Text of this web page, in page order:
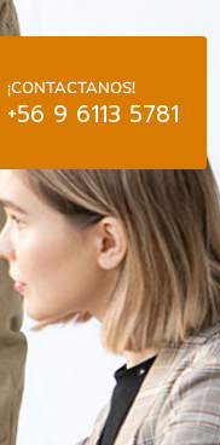
¡CONTACTANOS!
+56 9 6113 5781